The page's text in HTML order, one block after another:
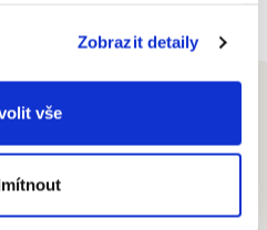
přesné na několik metrů
pomocí aktivního
charakteristiky (otisk prstu)
vaše osobní
změnit nebo odvolat v
cookie.
Zobrazit detaily
vše
Údržba
pro psa.